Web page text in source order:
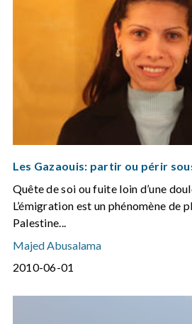
Les Gazaouis: partir ou périr
Quête de soi ou fuite loin d’une
L’émigration est un phénomène de
Palestine...
Majed Abusalama
2010-06-01